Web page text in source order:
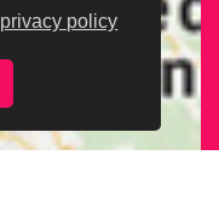
privacy policy